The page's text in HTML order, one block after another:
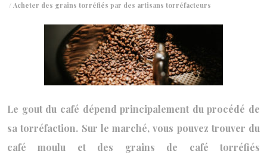
/ Acheter des grains torréfiés par des artisans torréfacteurs
Le gout du café dépend principalement du procédé de
sa torréfaction. Sur le marché, vous pouvez trouver du
café moulu et des grains de café torréfiés